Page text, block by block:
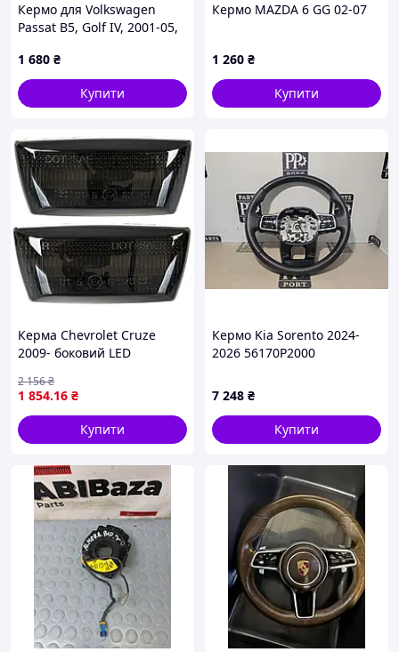
Кермо для Volkswagen
Passat B5, Golf IV, 2001-05,
1 680 ₴
Купити
Кермо MAZDA 6 GG 02-07
1 260 ₴
Купити
Керма Chevrolet Cruze
2009- боковий LED
1 854.16 ₴
2 156₴
Купити
Кермо Kia Sorento 2024-
2026 56170P2000
7 248 ₴
Купити